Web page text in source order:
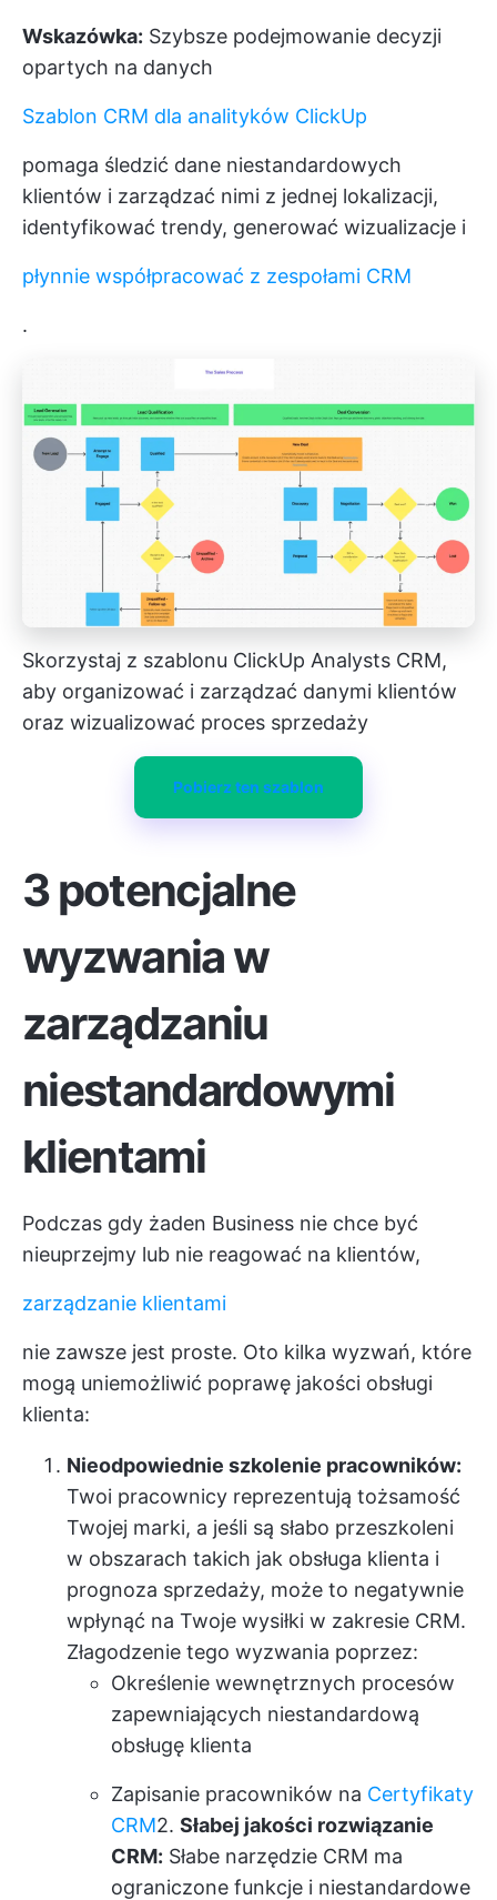
Wskazówka: Szybsze podejmowanie decyzji
opartych na danych
Szablon CRM dla analityków ClickUp
pomaga śledzić dane niestandardowych
klientów i zarządzać nimi z jednej lokalizacji,
identyfikować trendy, generować wizualizacje i
płynnie współpracować z zespołami CRM
.
Skorzystaj z szablonu ClickUp Analysts CRM,
aby organizować i zarządzać danymi klientów
oraz wizualizować proces sprzedaży
Pobierz ten szablon
3 potencjalne
wyzwania w
zarządzaniu
niestandardowymi
klientami
Podczas gdy żaden Business nie chce być
nieuprzejmy lub nie reagować na klientów,
zarządzanie klientami
nie zawsze jest proste. Oto kilka wyzwań, które
mogą uniemożliwić poprawę jakości obsługi
klienta:
Nieodpowiednie szkolenie pracowników:
Twoi pracownicy reprezentują tożsamość
Twojej marki, a jeśli są słabo przeszkoleni
w obszarach takich jak obsługa klienta i
prognoza sprzedaży, może to negatywnie
wpłynąć na Twoje wysiłki w zakresie CRM.
Złagodzenie tego wyzwania poprzez:
Określenie wewnętrznych procesów
zapewniających niestandardową
obsługę klienta
Zapisanie pracowników na Certyfikaty
CRM2. Słabej jakości rozwiązanie
CRM: Słabe narzędzie CRM ma
ograniczone funkcje i niestandardowe